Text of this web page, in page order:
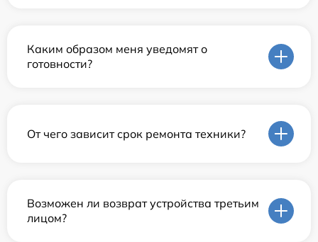
Каким образом меня уведомят о
готовности?
От чего зависит срок ремонта техники?
Возможен ли возврат устройства третьим
лицом?